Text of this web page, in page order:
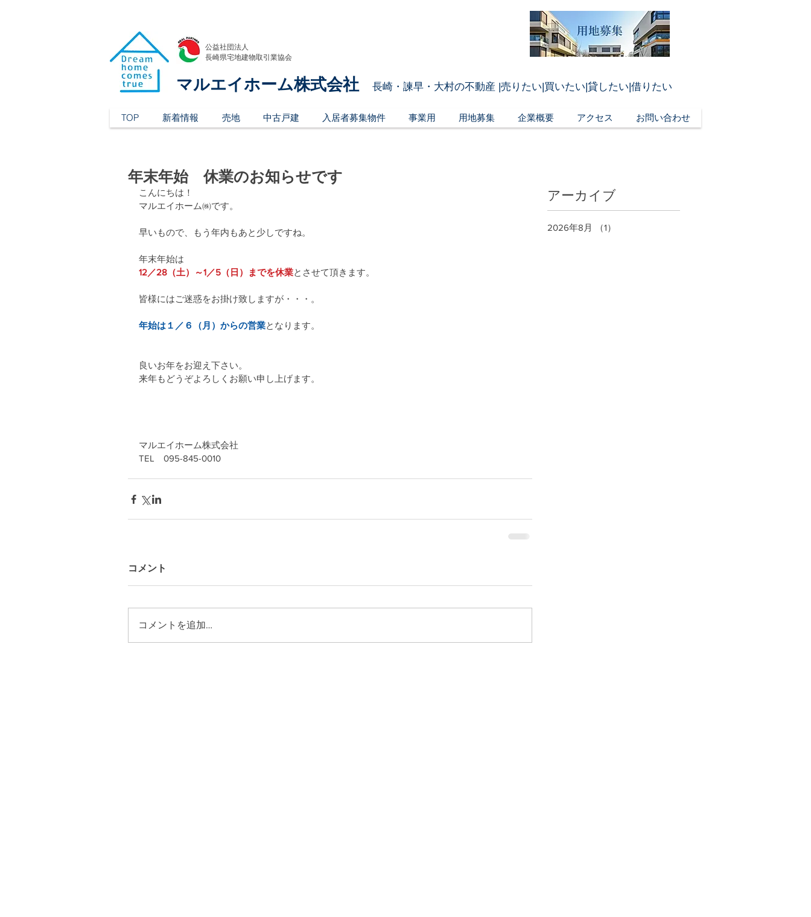
公益社団法人
​長崎県宅地建物取引業協会
マルエイホーム株式会社 長崎・諫早・大村の不動産 |売りたい|買いたい|貸したい|借りたい
TOP 新着情報 売地 中古戸建 入居者募集物件 事業用 用地募集 企業概要 アクセス お問い合わせ
年末年始 休業のお知らせです
こんにちは！
マルエイホーム㈱です。
早いもので、もう年内もあと少しですね。
年末年始は
12／28（土）～1／5（日）までを休業とさせて頂きます。
皆様にはご迷惑をお掛け致しますが・・・。
年始は１／６（月）からの営業となります。
良いお年をお迎え下さい。
来年もどうぞよろしくお願い申し上げます。
マルエイホーム株式会社
TEL　095-845-0010
コメント
コメントを追加…
アーカイブ
2026年8月 （1）